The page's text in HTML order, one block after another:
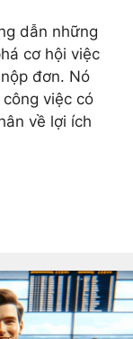
dẫn những
cơ hội việc
đơn. Nó
việc có
về lợi ích